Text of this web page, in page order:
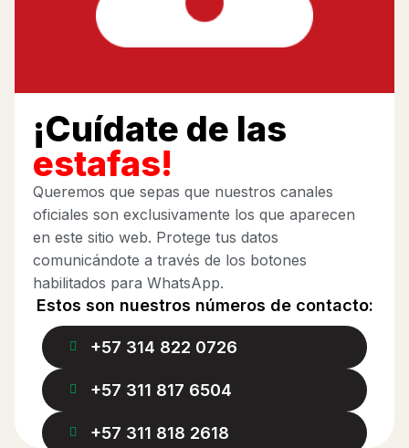
¡Cuídate de las
estafas!
Queremos que sepas que nuestros canales
oficiales son exclusivamente los que aparecen
en este sitio web. Protege tus datos
comunicándote a través de los botones
habilitados para WhatsApp.
Estos son nuestros números de contacto:
+57 314 822 0726
+57 311 817 6504
+57 311 818 2618